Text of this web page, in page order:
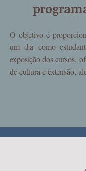
O objetivo é
um dia como
exposição dos cursos,
de cultura e extensão,